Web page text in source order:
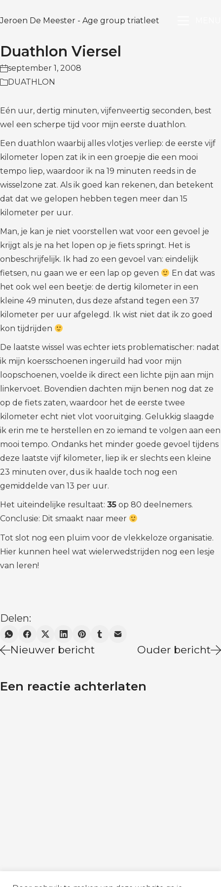
Jeroen De Meester - Age group triatleet
Duathlon Viersel
september 1, 2008
DUATHLON
Eén uur, dertig minuten, vijfenveertig seconden, best
wel een scherpe tijd voor mijn eerste duathlon.
Een duathlon waarbij alles vlotjes verliep: de eerste vijf
kilometer lopen zat ik in een groepje die een mooi
tempo liep, waardoor ik na 19 minuten reeds in de
wisselzone zat. Als ik goed kan rekenen, dan betekent
dat dat we gelopen hebben tegen meer dan 15
kilometer per uur.
Man, je kan je niet voorstellen wat voor een gevoel je
krijgt als je na het lopen op je fiets springt. Het is
onbeschrijfelijk. Ik had zo een gevoel van: eindelijk
fietsen, nu gaan we er een lap op geven
En dat was
het ook wel een beetje: de dertig kilometer in een
kleine 49 minuten, dus deze afstand tegen een 37
kilometer per uur afgelegd. Ik wist niet dat ik zo goed
kon tijdrijden
De laatste wissel was echter iets problematischer: nadat
ik mijn koersschoenen ingeruild had voor mijn
loopschoenen, voelde ik direct een lichte pijn aan mijn
linkervoet. Bovendien dachten mijn benen nog dat ze
op de fiets zaten, waardoor het de eerste twee
kilometer echt niet vlot vooruitging. Gelukkig slaagde
ik erin me te herstellen en zo iemand te volgen aan een
mooi tempo. Ondanks het minder goede gevoel tijdens
deze laatste vijf kilometer, liep ik er slechts een kleine
23 minuten over, dus ik haalde toch nog een
gemiddelde van 13 per uur.
Het uiteindelijke resultaat: 35 op 80 deelnemers.
Conclusie: Dit smaakt naar meer
Tot slot nog een pluim voor de vlekkeloze organisatie.
Hier kunnen heel wat wielerwedstrijden nog een lesje
van leren!
Delen:
Nieuwer bericht Ouder bericht
Een reactie achterlaten